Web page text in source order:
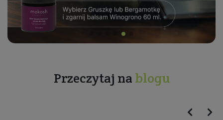
Przeczytaj na blogu